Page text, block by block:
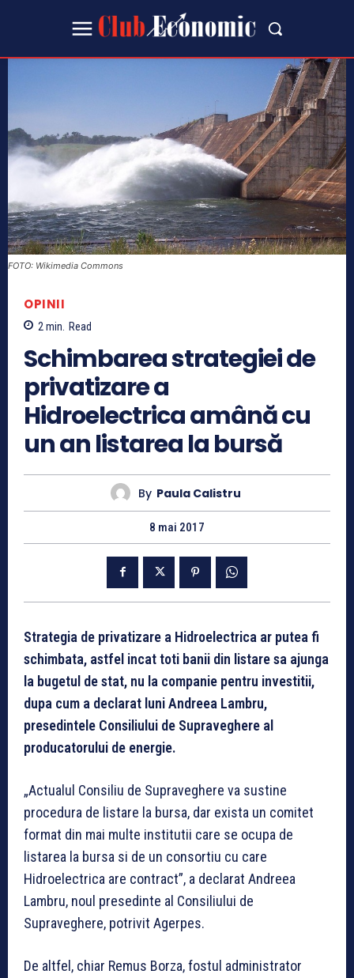
FOTO: Wikimedia Commons
OPINII
2min. Read
Schimbarea strategiei de
privatizare a
Hidroelectrica amână cu
un an listarea la bursă
By Paula Calistru
8 mai 2017
Strategia de privatizare a Hidroelectrica ar putea fi
schimbata, astfel incat toti banii din listare sa ajunga
la bugetul de stat, nu la companie pentru investitii,
dupa cum a declarat luni Andreea Lambru,
presedintele Consiliului de Supraveghere al
producatorului de energie.
„Actualul Consiliu de Supraveghere va sustine
procedura de listare la bursa, dar exista un comitet
format din mai multe institutii care se ocupa de
listarea la bursa si de un consortiu cu care
Hidroelectrica are contract”, a declarat Andreea
Lambru, noul presedinte al Consiliului de
Supraveghere, potrivit Agerpes.
De altfel, chiar Remus Borza, fostul administrator